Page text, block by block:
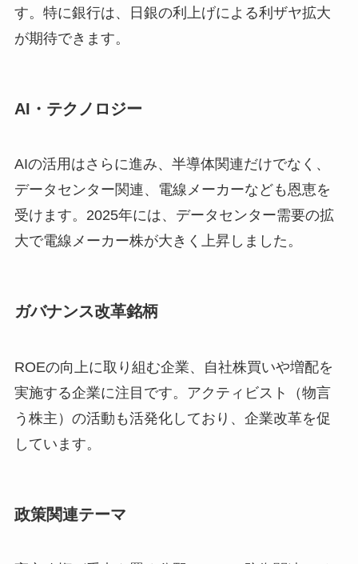
す。特に銀行は、日銀の利上げによる利ザヤ拡大
が期待できます。
AI・テクノロジー
AIの活用はさらに進み、半導体関連だけでなく、
データセンター関連、電線メーカーなども恩恵を
受けます。2025年には、データセンター需要の拡
大で電線メーカー株が大きく上昇しました。
ガバナンス改革銘柄
ROEの向上に取り組む企業、自社株買いや増配を
実施する企業に注目です。アクティビスト（物言
う株主）の活動も活発化しており、企業改革を促
しています。
政策関連テーマ